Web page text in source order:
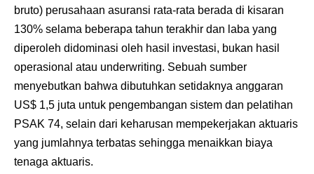
bruto) perusahaan asuransi rata-rata berada di kisaran
130% selama beberapa tahun terakhir dan laba yang
diperoleh didominasi oleh hasil investasi, bukan hasil
operasional atau underwriting. Sebuah sumber
menyebutkan bahwa dibutuhkan setidaknya anggaran
US$ 1,5 juta untuk pengembangan sistem dan pelatihan
PSAK 74, selain dari keharusan mempekerjakan aktuaris
yang jumlahnya terbatas sehingga menaikkan biaya
tenaga aktuaris.